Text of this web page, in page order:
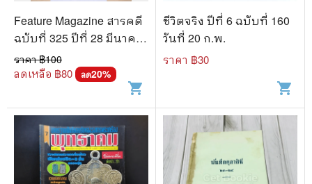
Feature Magazine สารคดี
ฉบับที่ 325 ปีที่ 28 มีนาคม
2555 คนเมืองปลูกผัก
ราคา ฿100
ลดเหลือ ฿80 ลด20%
shopping_cart
ชีวิตจริง ปีที่ 6 ฉบับที่ 160
วันที่ 20 ก.พ.
ราคา ฿30
shopping_cart